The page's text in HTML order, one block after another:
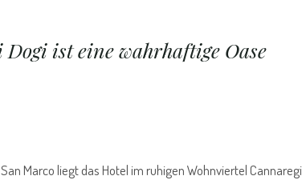
ist eine wahrhaftige Oase
Marco liegt das Hotel im ruhigen Wohnviertel